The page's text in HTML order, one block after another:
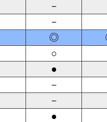
－
－
◎
○
●
－
－
●